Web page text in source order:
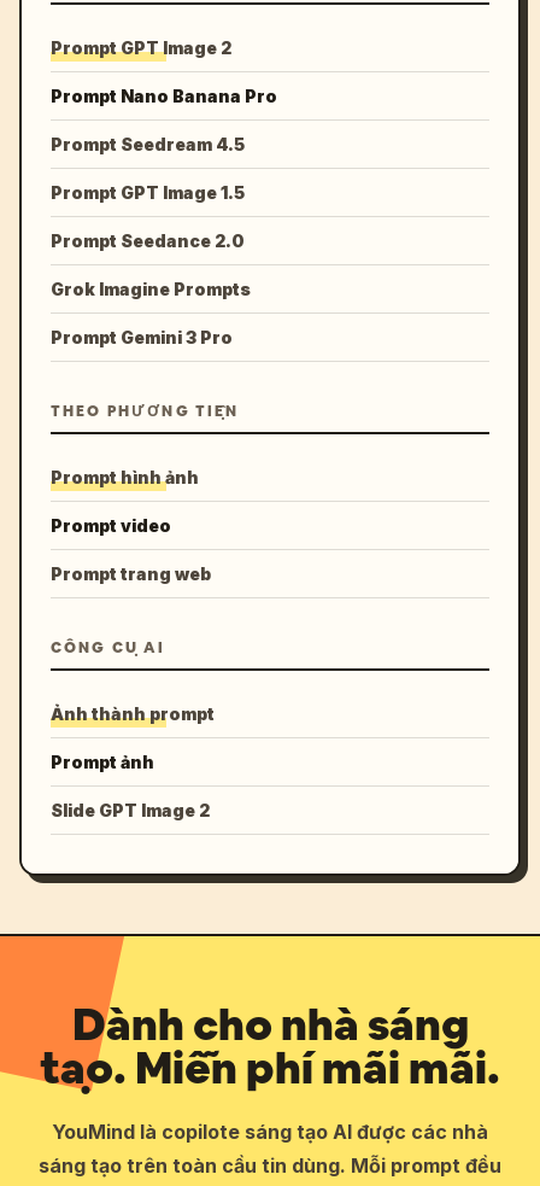
Prompt GPT Image 2
Prompt Nano Banana Pro
Prompt Seedream 4.5
Prompt GPT Image 1.5
Prompt Seedance 2.0
Grok Imagine Prompts
Prompt Gemini 3 Pro
THEO PHƯƠNG TIỆN
Prompt hình ảnh
Prompt video
Prompt trang web
CÔNG CỤ AI
Ảnh thành prompt
Prompt ảnh
Slide GPT Image 2
Dành cho nhà sáng
tạo. Miễn phí mãi mãi.
YouMind là copilote sáng tạo AI được các nhà
sáng tạo trên toàn cầu tin dùng. Mỗi prompt đều